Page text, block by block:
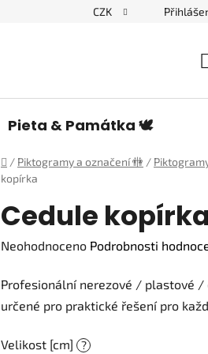
Blog o cedulích a piktogramech
CZK
Pieta & Památka 🕊️
Domů
/ Piktogramy a označení 🚻 /
kopírka
Cedule kopírka
Průměrné
produktu
je
Neohodnoceno Podrobnosti
Profesionální nerezové / plastové /
určené pro praktické řešení pro
Velikost [cm] ?